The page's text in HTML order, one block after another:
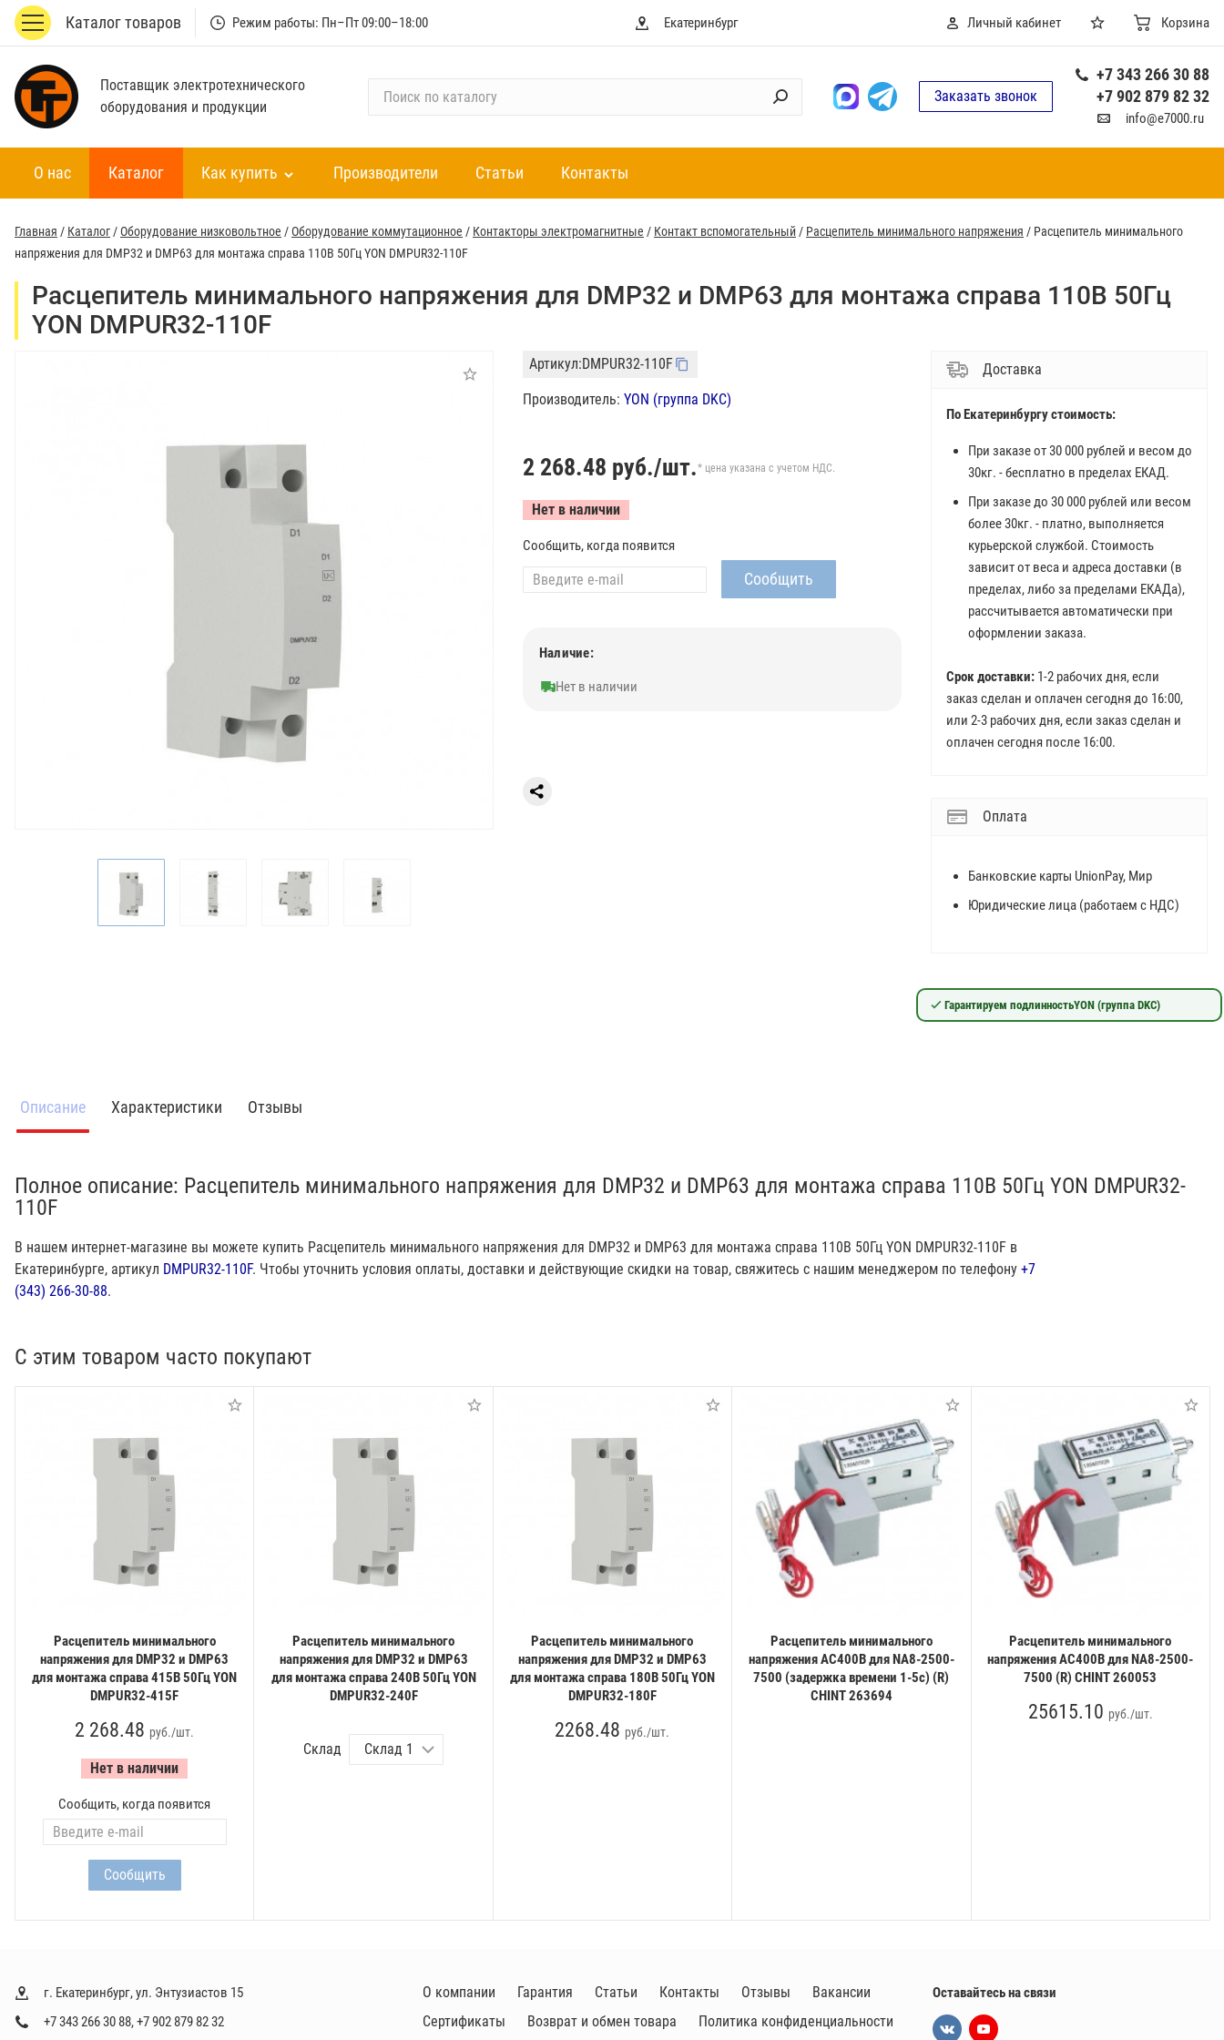
Каталог товаров Режим работы: Пн–Пт 09:00–18:00 Екатеринбург Личный кабинет Корзина
Поставщик электротехнического
оборудования и продукции
с
к
п
к
а
а
Заказать звонок
+7 343 266 30 88
+7 902 879 82 32
info@e7000.ru
О нас Каталог Как купить Производители Статьи Контакты
Главная / Каталог/Оборудование низковольтное /Оборудование коммутационное / Контакторы электромагнитные / Контакт вспомогательный / Расцепитель минимального напряжения / Расцепитель минимального
напряжения для DMP32 и DMP63 для монтажа справа 110В 50Гц YON DMPUR32-110F
Расцепитель минимального напряжения для DMP32 и DMP63 для монтажа справа 110В 50Гц
YON DMPUR32-110F
Артикул:DMPUR32-110F
Производитель: YON (группа DKC)
2 268.48 руб./шт.* цена указана с учетом НДС.
Нет в наличии
Сообщить, когда появится
Наличие:
Нет в наличии
Доставка
По Екатеринбургу стоимость:
При заказе от 30 000 рублей и весом до
30кг. - бесплатно в пределах ЕКАД.
При заказе до 30 000 рублей или весом
более 30кг. - платно, выполняется
курьерской службой. Стоимость
зависит от веса и адреса доставки (в
пределах, либо за пределами ЕКАДа),
рассчитывается автоматически при
оформлении заказа.
Срок доставки:1-2 рабочих дня, если
заказ сделан и оплачен сегодня до 16:00,
или 2-3 рабочих дня, если заказ сделан и
оплачен сегодня после 16:00.
Оплата
Банковские карты UnionPay, Мир
Юридические лица (работаем с НДС)
Гарантируем подлинностьYON (группа DKC)
Описание Характеристики Отзывы
Полное описание: Расцепитель минимального напряжения для DMP32 и DMP63 для монтажа справа 110В 50Гц YON DMPUR32-
110F
В нашем интернет-магазине вы можете купить Расцепитель минимального напряжения для DMP32 и DMP63 для монтажа справа 110В 50Гц YON DMPUR32-110F в
Екатеринбурге, артикул DMPUR32-110F. Чтобы уточнить условия оплаты, доставки и действующие скидки на товар, свяжитесь с нашим менеджером по телефону +7
(343) 266-30-88.
С этим товаром часто покупают
Расцепитель минимального
напряжения для DMP32 и DMP63
для монтажа справа 415В 50Гц YON
DMPUR32-415F
2 268.48 руб./шт.
Нет в наличии
Сообщить, когда появится
Расцепитель минимального
напряжения для DMP32 и DMP63
для монтажа справа 240В 50Гц YON
DMPUR32-240F
Склад
Расцепитель минимального
напряжения для DMP32 и DMP63
для монтажа справа 180В 50Гц YON
DMPUR32-180F
2268.48 руб./шт.
Расцепитель минимального
напряжения АС400В для NA8-2500-
7500 (задержка времени 1-5с) (R)
CHINT 263694
Расцепитель минимального
напряжения АС400В для NA8-2500-
7500 (R) CHINT 260053
25615.10 руб./шт.
г. Екатеринбург, ул. Энтузиастов 15
+7 343 266 30 88,+7 902 879 82 32
О компании Гарантия Статьи Контакты Отзывы
Вакансии
Сертификаты
Возврат и обмен товара Политика конфиденциальности
Оставайтесь на связи